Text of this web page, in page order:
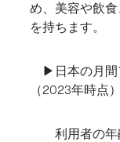
め、美容や飲
を持ちます。
▶日本の月間
（2023年時点
利用者の年